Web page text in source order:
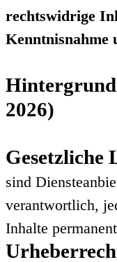
rechtswidrige
Kenntnisnahme
2026)
Gesetzliche
sind
verantwortlich,
Inhalte